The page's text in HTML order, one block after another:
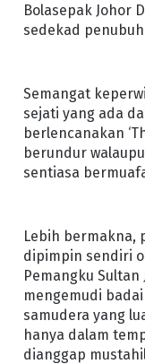
Bolasepak Johor
sedekad
Semangat
sejati yang ada
berlencanakan
berundur
sentiasa
Lebih bermakna,
dipimpin sendiri
Pemangku
mengemudi
samudera yang
hanya dalam
dianggap